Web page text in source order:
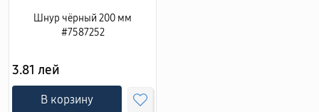
Шнур чёрный 200 мм
#7587252
3.81 лей
В корзину